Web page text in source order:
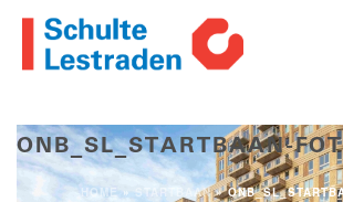
ONB_SL_STARTBAAN-
HOME »STARTBAAN»